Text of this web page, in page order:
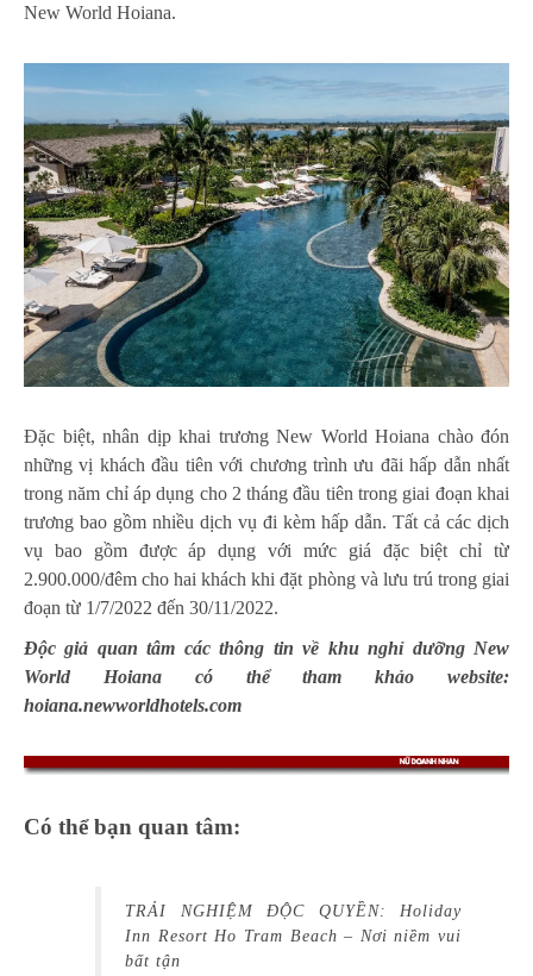
New World Hoiana.
Đặc biệt, nhân dịp khai trương New World Hoiana chào đón
những vị khách đầu tiên với chương trình ưu đãi hấp dẫn nhất
trong năm chỉ áp dụng cho 2 tháng đầu tiên trong giai đoạn khai
trương bao gồm nhiều dịch vụ đi kèm hấp dẫn. Tất cả các dịch
vụ bao gồm được áp dụng với mức giá đặc biệt chỉ từ
2.900.000/đêm cho hai khách khi đặt phòng và lưu trú trong giai
đoạn từ 1/7/2022 đến 30/11/2022.
Độc giả quan tâm các thông tin về khu nghỉ dưỡng New
World Hoiana có thể tham khảo website:
hoiana.newworldhotels.com
Có thể bạn quan tâm:
TRẢI NGHIỆM ĐỘC QUYỀN: Holiday
Inn Resort Ho Tram Beach – Nơi niềm vui
bất tận